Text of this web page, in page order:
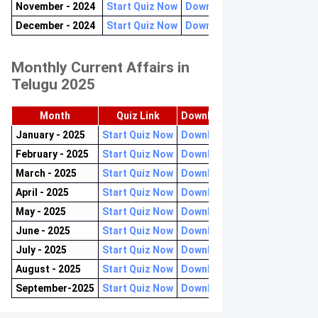
November - 2024
Start Quiz Now
Download now
December - 2024
Start Quiz Now Download now
Monthly Current Affairs in
Telugu 2025
Month Quiz Link
Download PDF
January - 2025
Start Quiz Now
Download now
February - 2025
Start Quiz Now
Download now
March - 2025
Start Quiz Now
Download now
April - 2025
Start Quiz Now
Download now
May - 2025
Start Quiz Now
Download now
June - 2025
Start Quiz Now
Download now
July - 2025
Start Quiz Now
Download now
August - 2025
Start Quiz Now
Download now
September-2025
Start Quiz Now Download now